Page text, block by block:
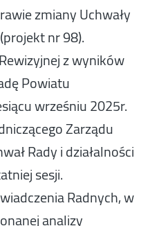
zmiany Uchwały
nr 98).
z wyników
Powiatu
wrześniu 2025r.
Zarządu
Rady i działalności
sesji.
Radnych, w
analizy